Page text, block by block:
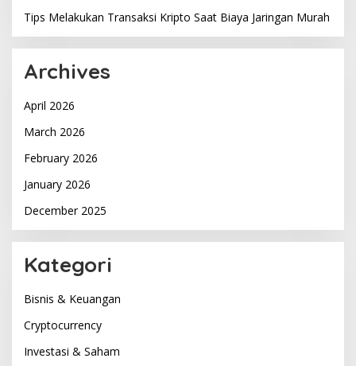
Tips Melakukan Transaksi Kripto Saat Biaya Jaringan Murah
Archives
April 2026
March 2026
February 2026
January 2026
December 2025
Kategori
Bisnis & Keuangan
Cryptocurrency
Investasi & Saham